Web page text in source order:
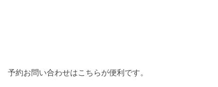
予約お問い合わせはこちらが便利です。